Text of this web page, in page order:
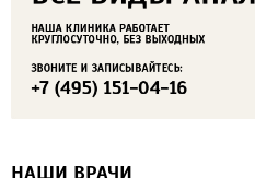
НАШИ ВРАЧИ